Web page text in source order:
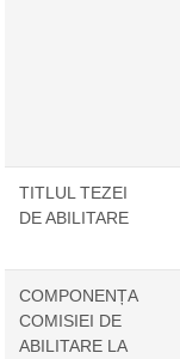
TITLUL TEZEI
DE ABILITARE
COMPONENȚA
COMISIEI DE
ABILITARE LA